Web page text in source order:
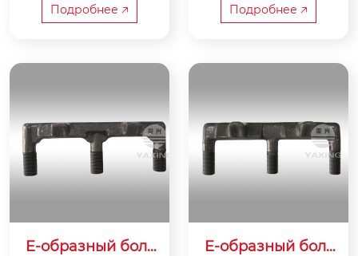
между центрами: 17
5 мм Вес: 5,5 кг
Подробнее 🡥
жду центрами: 175 м
м Вес: 3,5 кг
Подробнее 🡥
E-образный болт
E-образный болт